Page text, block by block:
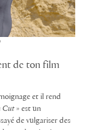
de ton film
et il rend
Cut» est un
de vulgariser des